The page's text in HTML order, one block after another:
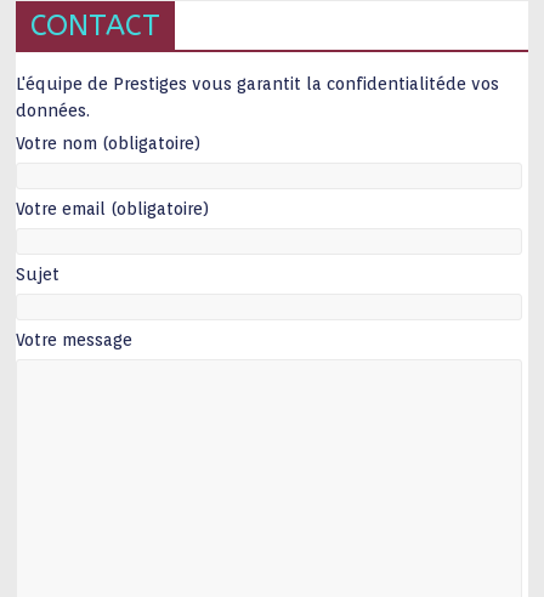
CONTACT
L'équipe de Prestiges vous garantit la confidentialitéde vos
données.
Votre nom (obligatoire)
Votre email (obligatoire)
Sujet
Votre message